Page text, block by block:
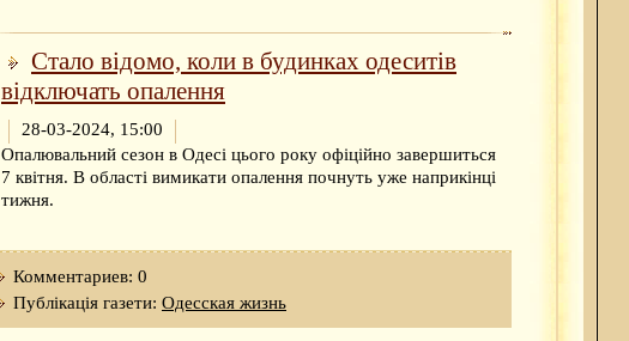
Стало відомо, коли в будинках одеситів
відключать опалення
28-03-2024, 15:00
Опалювальний сезон в Одесі цього року офіційно завершиться
7 квітня. В області вимикати опалення почнуть уже наприкінці
тижня.
Комментариев: 0
Публікація газети: Одесская жизнь